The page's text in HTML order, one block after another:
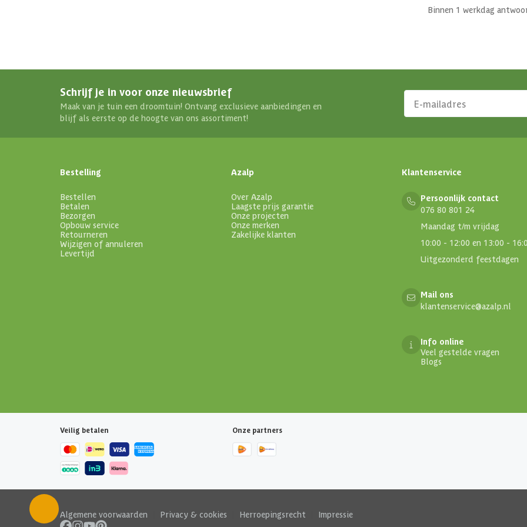
Binnen 1 werkdag
Schrijf je in voor onze nieuwsbrief
Maak van je tuin een droomtuin! Ontvang exclusieve aanbiedingen en
blijf als eerste op de hoogte van ons assortiment!
Bestelling
Bestellen
Betalen
Bezorgen
Opbouw service
Retourneren
Wijzigen of annuleren
Levertijd
Azalp
Over Azalp
Laagste prijs garantie
Onze projecten
Onze merken
Zakelijke klanten
Klantenservice
Persoonlijk contact
076 80 801 24
Maandag t/m vrijdag
10:00 - 12:00 en 13:00 -
Uitgezonderd feestdagen
Mail ons
klantenservice@azalp.nl
Info online
Veel gestelde vragen
Blogs
Veilig betalen Onze partners
Algemene voorwaarden Privacy & cookies Herroepingsrecht Impressie